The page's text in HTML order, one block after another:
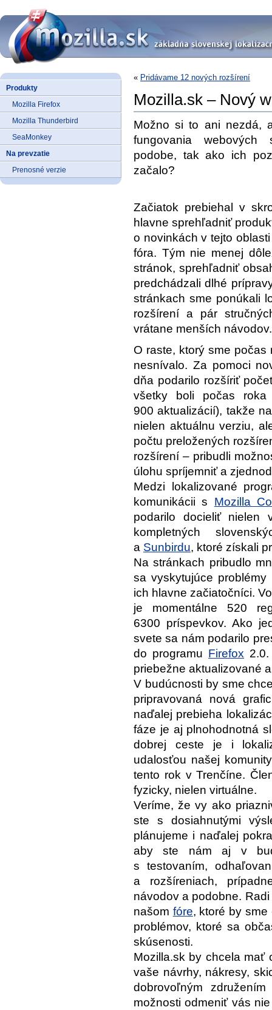
Produkty
Mozilla Firefox
Mozilla Thunderbird
SeaMonkey
Na prevzatie
Prenosné verzie
« Pridávame 12 nových rozšírení
Mozilla.sk – Nový
Možno si to ani nezdá,
fungovania
podobe, tak ako ich
začalo?
Začiatok prebiehal v
hlavne sprehľadniť
o novinkách v tejto
fóra. Tým nie menej
stránok, sprehľadniť
predchádzali dlhé
stránkach sme ponúkali
rozšírení a pár
vrátane menších návodov.
O raste, ktorý sme
nesnívalo. Za pomoci
dňa podarilo rozšíriť
všetky boli počas roka
900 aktualizácií), takže
nielen aktuálnu verziu,
počtu preložených
rozšírení – pribudli
úlohu spríjemniť a
Medzi lokalizované
komunikácii s Mozilla
podarilo docieliť nielen
kompletných
a Sunbirdu, ktoré získali
Na stránkach pribudlo
sa vyskytujúce
ich hlavne začiatočníci.
je momentálne 520
6300 príspevkov. Ako
svete sa nám podarilo
do programu Firefox
priebežne aktualizované
V budúcnosti by sme
pripravovaná nová
naďalej prebieha
fáze je aj plnohodnotná
dobrej ceste je i
udalosťou našej
tento rok v Trenčíne.
fyzicky, nielen virtuálne.
Veríme, že vy ako
ste s dosiahnutými
plánujeme i naďalej
aby ste nám aj v
s testovaním,
a rozšíreniach,
návodov a podobne.
našom fóre, ktoré by
problémov, ktoré sa
skúsenosti.
Mozilla.sk by chcela mať
vaše návrhy, nákresy,
dobrovoľným
možnosti odmeniť vás